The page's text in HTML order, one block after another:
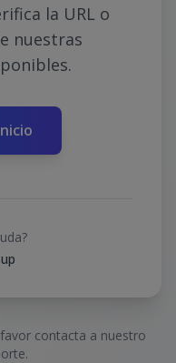
la URL o
nuestras
contacta a nuestro